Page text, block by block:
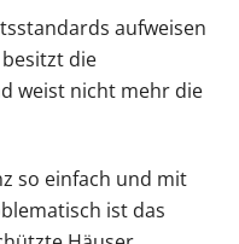
aufweisen
die
weist nicht mehr die
so einfach und mit
ist das